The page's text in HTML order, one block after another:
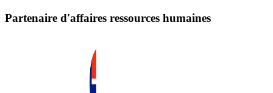
Partenaire d'affaires ressources humaines